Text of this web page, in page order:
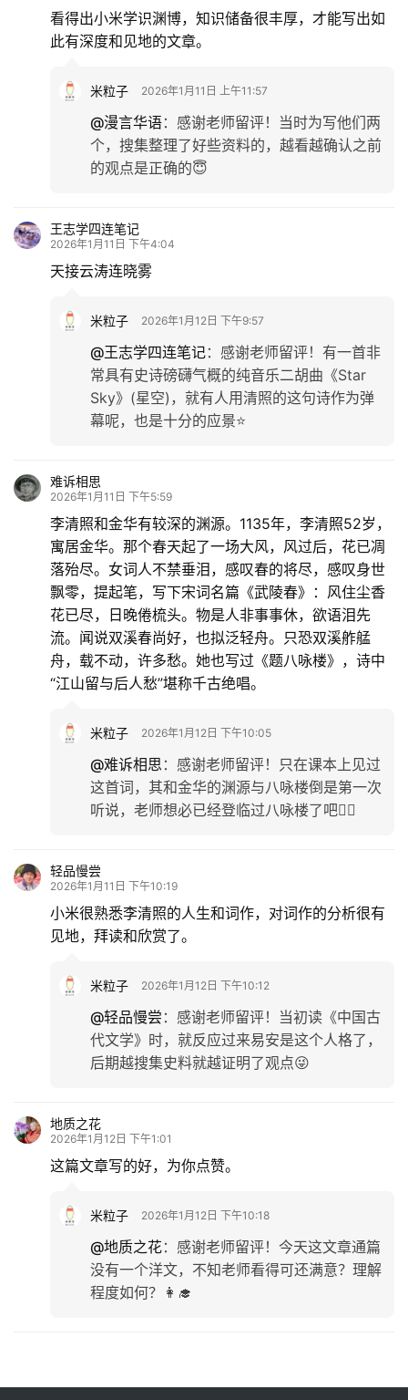
看得出小米学识渊博，知识储备很丰厚，才能写出如
此有深度和见地的文章。
米粒子 2026年1月11日 上午11:57
@漫言华语： 感谢老师留评！当时为写他们两
个，搜集整理了好些资料的，越看越确认之前
的观点是正确的😇
王志学四连笔记
2026年1月11日 下午4:04
天接云涛连晓雾
米粒子 2026年1月12日 下午9:57
@王志学四连笔记： 感谢老师留评！有一首非
常具有史诗磅礴气概的纯音乐二胡曲《Star
Sky》(星空)，就有人用清照的这句诗作为弹
幕呢，也是十分的应景⭐
难诉相思
2026年1月11日 下午5:59
李清照和金华有较深的渊源。1135年，李清照52岁，
寓居金华。那个春天起了一场大风，风过后，花已凋
落殆尽。女词人不禁垂泪，感叹春的将尽，感叹身世
飘零，提起笔，写下宋词名篇《武陵春》：风住尘香
花已尽，日晚倦梳头。物是人非事事休，欲语泪先
流。闻说双溪春尚好，也拟泛轻舟。只恐双溪舴艋
舟，载不动，许多愁。她也写过《题八咏楼》，诗中
“江山留与后人愁”堪称千古绝唱。
米粒子 2026年1月12日 下午10:05
@难诉相思 ： 感谢老师留评！只在课本上见过
这首词，其和金华的渊源与八咏楼倒是第一次
听说，老师想必已经登临过八咏楼了吧🏃‍♀️
轻品慢尝
2026年1月11日 下午10:19
小米很熟悉李清照的人生和词作，对词作的分析很有
见地，拜读和欣赏了。
米粒子 2026年1月12日 下午10:12
@轻品慢尝 ： 感谢老师留评！当初读《中国古
代文学》时，就反应过来易安是这个人格了，
后期越搜集史料就越证明了观点😜
地质之花
2026年1月12日 下午1:01
这篇文章写的好，为你点赞。
米粒子 2026年1月12日 下午10:18
@地质之花： 感谢老师留评！今天这文章通篇
没有一个洋文，不知老师看得可还满意？理解
程度如何？👩‍🎓